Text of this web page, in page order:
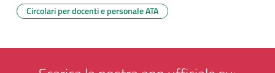
Circolari per docenti e personale ATA